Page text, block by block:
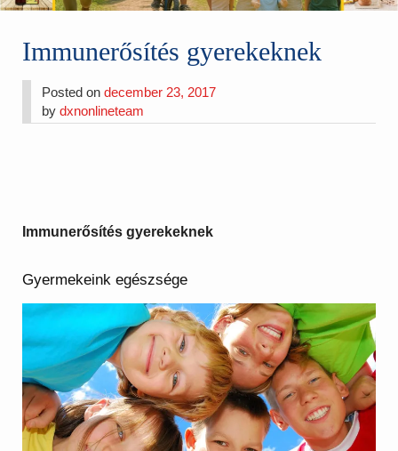
Immunerősítés gyerekeknek
Posted ondecember 23, 2017
bydxnonlineteam
Immunerősítés gyerekeknek
Gyermekeink egészsége